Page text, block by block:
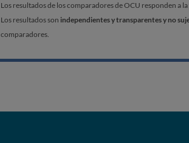
Los resultados de los comparadores de OCU responden a
Los resultados son independientes y transparentes y no
comparadores.